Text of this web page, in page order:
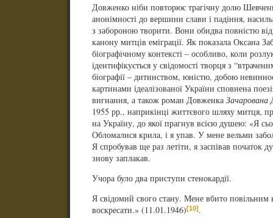
Довженко ніби повторює трагічну долю
анонімності до вершини слави і падіння,
з забороною творити. Вони обидва повністю
канону митців еміграції. Як показала Оксана
біографічному контексті – особливо, коли
ідентифікується у свідомості творця з
біографії – дитинством, юністю, добою
картинами ідеалізованої України сповнена
вигнання, а також роман Довженка Зачарована
1955 рр., наприкінці життєвого шляху митця,
на Україну, до якої прагнув всією душею: «Я
Обломалися крила, і я упав. У мене вельми
Я спробував ще раз летіти, я заспівав початок
знову заплакав.
Учора було два приступи стенокардії.
Я свідомий свого стану. Мене вбито повільним
воскресати.» (11.01.1946)[10].